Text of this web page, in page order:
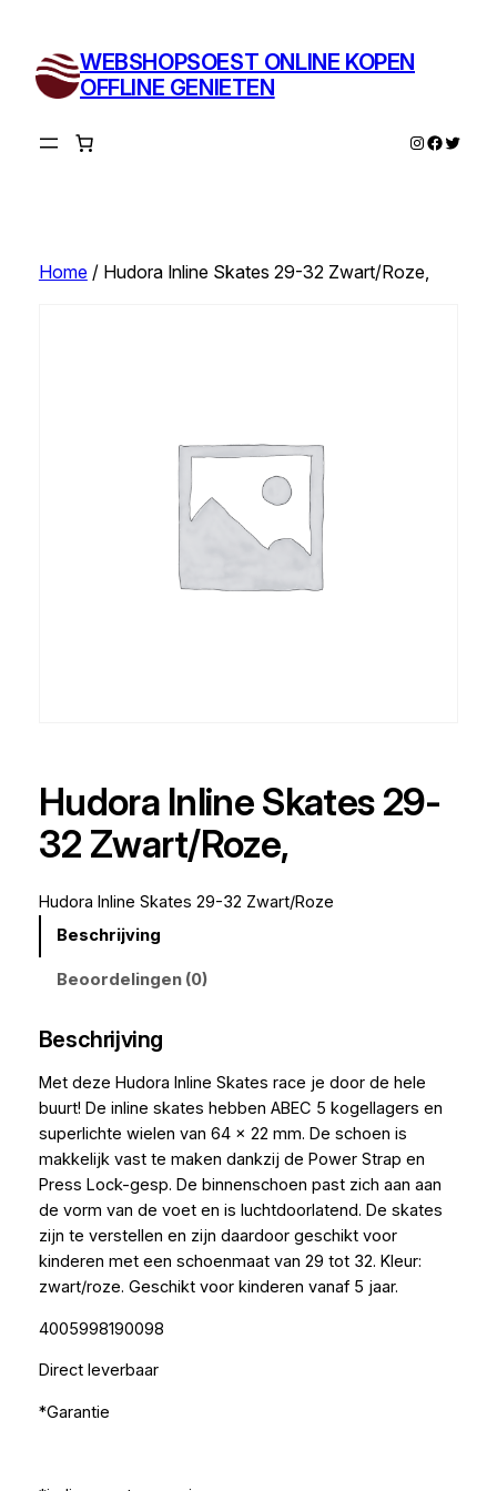
inhoud
WEBSHOPSOEST ONLINE KOPEN
OFFLINE GENIETEN
Instagram
Twitter
Home/ Hudora Inline Skates 29-32 Zwart/Roze,
Hudora Inline Skates 29-
32 Zwart/Roze,
Hudora Inline Skates 29-32 Zwart/Roze
Beschrijving
Beoordelingen (0)
Beschrijving
Met deze Hudora Inline Skates race je door de hele
buurt! De inline skates hebben ABEC 5 kogellagers en
superlichte wielen van 64 x 22 mm. De schoen is
makkelijk vast te maken dankzij de Power Strap en
Press Lock-gesp. De binnenschoen past zich aan aan
de vorm van de voet en is luchtdoorlatend. De skates
zijn te verstellen en zijn daardoor geschikt voor
kinderen met een schoenmaat van 29 tot 32. Kleur:
zwart/roze. Geschikt voor kinderen vanaf 5 jaar.
4005998190098
Direct leverbaar
*Garantie